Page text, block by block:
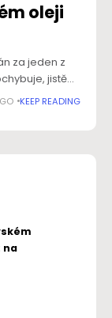
oleji
za jeden z
jistě
třech stovkách
KEEP READING
na